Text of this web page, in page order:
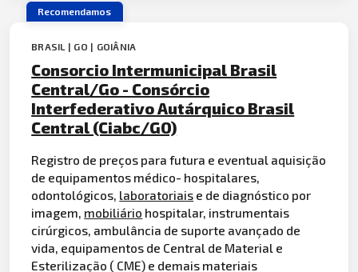
Recomendamos
BRASIL | GO | GOIÂNIA
Consorcio Intermunicipal Brasil
Central/Go - Consórcio
Interfederativo Autárquico Brasil
Central (Ciabc/GO)
Registro de preços para futura e eventual aquisição
de equipamentos médico- hospitalares,
odontológicos, laboratoriais e de diagnóstico por
imagem, mobiliário hospitalar, instrumentais
cirúrgicos, ambulância de suporte avançado de
vida, equipamentos de Central de Material e
Esterilização ( CME) e demais materiais